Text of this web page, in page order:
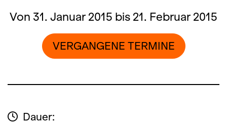
Von 31. Januar 2015 bis 21. Februar 2015
VERGANGENE TERMINE
Dauer: